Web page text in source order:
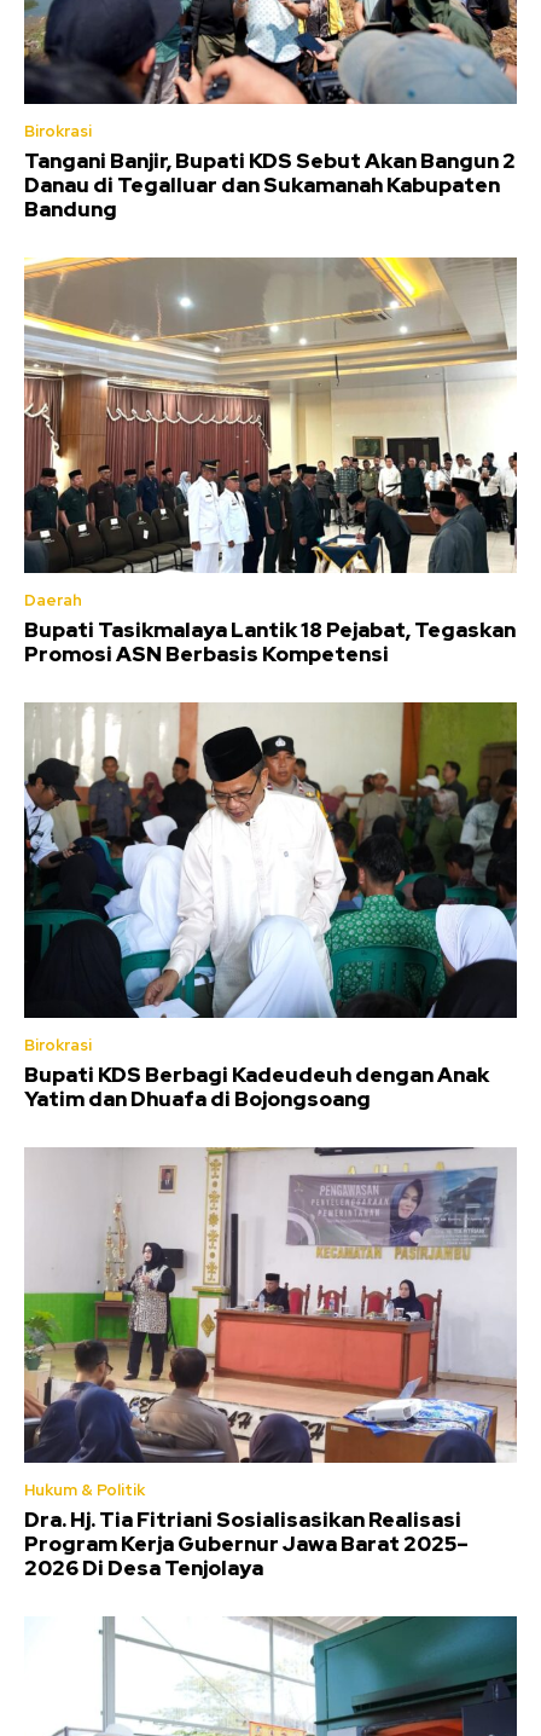
Birokrasi
Tangani Banjir, Bupati KDS Sebut Akan Bangun 2
Danau di Tegalluar dan Sukamanah Kabupaten
Bandung
Daerah
Bupati Tasikmalaya Lantik 18 Pejabat, Tegaskan
Promosi ASN Berbasis Kompetensi
Birokrasi
Bupati KDS Berbagi Kadeudeuh dengan Anak
Yatim dan Dhuafa di Bojongsoang
Hukum & Politik
Dra. Hj. Tia Fitriani Sosialisasikan Realisasi
Program Kerja Gubernur Jawa Barat 2025–
2026 Di Desa Tenjolaya